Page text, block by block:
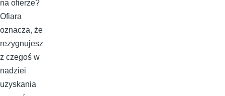
na ofierze?
Ofiara
oznacza, że
rezygnujesz
z czegoś w
nadziei
uzyskania